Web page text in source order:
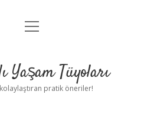
Anasayfa
Yasal Uyarı
menüyü
Yaşam Tüyoları
kolaylaştıran pratik öneriler!